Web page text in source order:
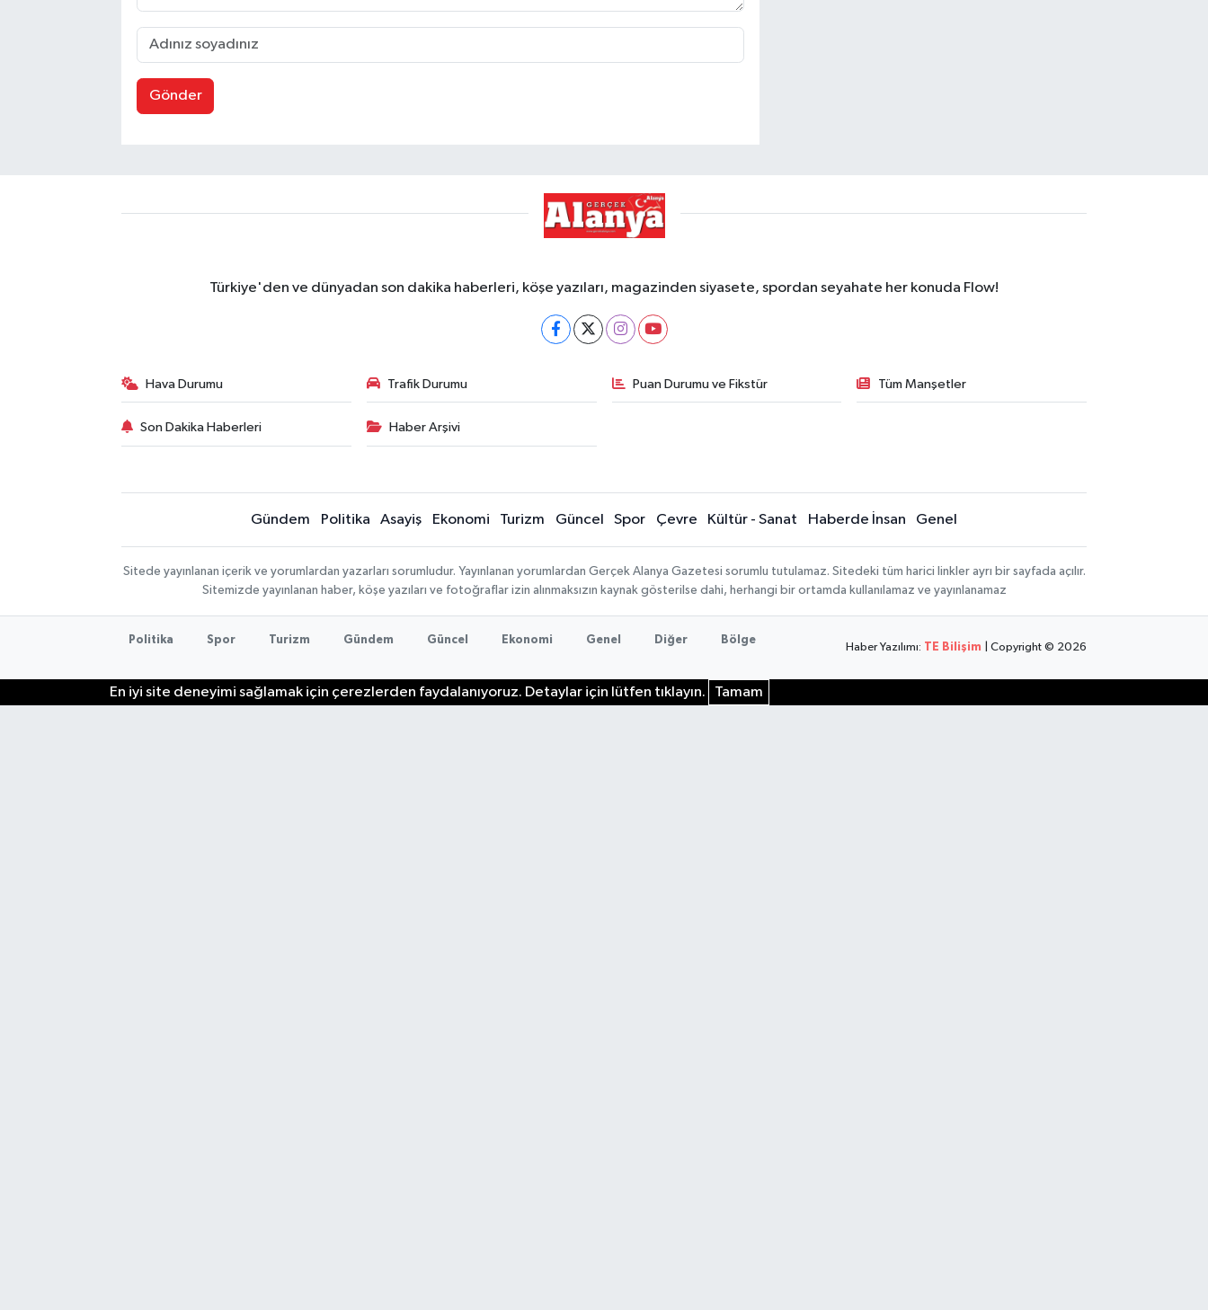
Gönder
Türkiye'den ve dünyadan son dakika haberleri, köşe yazıları, magazinden siyasete, spordan seyahate her konuda Flow!
Hava Durumu Trafik Durumu Puan Durumu ve Fikstür Tüm Manşetler
Son Dakika Haberleri Haber Arşivi
Gündem Politika Asayiş Ekonomi Turizm Güncel Spor Çevre Kültür - Sanat Haberde İnsan Genel
Sitede yayınlanan içerik ve yorumlardan yazarları sorumludur. Yayınlanan yorumlardan Gerçek Alanya Gazetesi sorumlu tutulamaz. Sitedeki tüm harici linkler ayrı bir sayfada açılır.
Sitemizde yayınlanan haber, köşe yazıları ve fotoğraflar izin alınmaksızın kaynak gösterilse dahi, herhangi bir ortamda kullanılamaz ve yayınlanamaz
Politika Spor Turizm Gündem Güncel Ekonomi Genel Diğer Bölge
Haber Yazılımı: TE Bilişim | Copyright © 2026
En iyi site deneyimi sağlamak için çerezlerden faydalanıyoruz. Detaylar için lütfen tıklayın. Tamam